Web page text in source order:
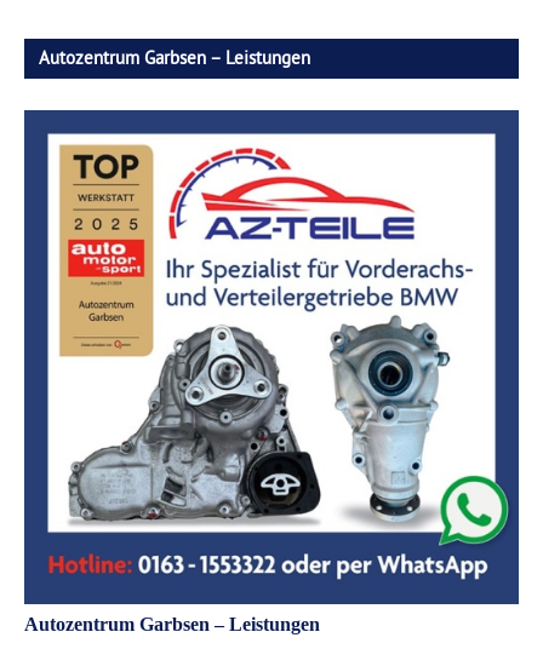
Autozentrum Garbsen – Leistungen
Autozentrum Garbsen – Leistungen